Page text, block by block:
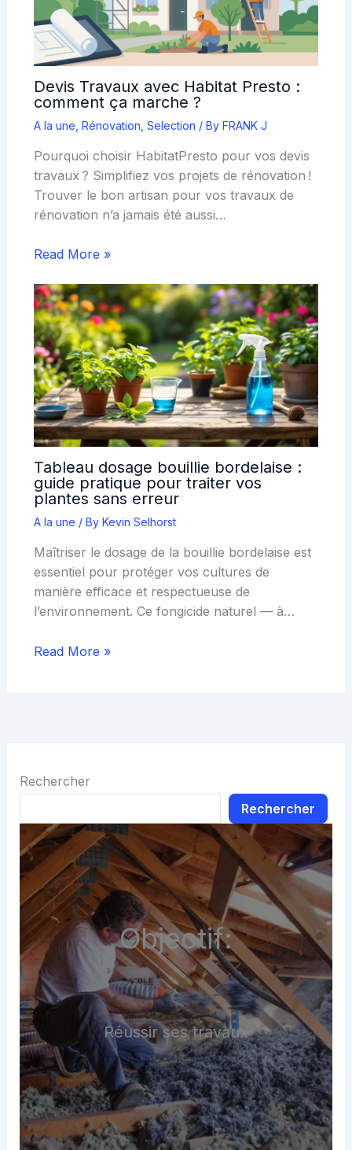
Devis Travaux avec Habitat Presto :
comment ça marche ?
A la une Rénovation Selection / By FRANK J
Pourquoi choisir HabitatPresto pour vos devis
travaux ? Simplifiez vos projets de rénovation !
Trouver le bon artisan pour vos travaux de
rénovation n’a jamais été aussi…
Read More »
Tableau dosage bouillie bordelaise :
guide pratique pour traiter vos
plantes sans erreur
A la une / By Kevin Selhorst
Maîtriser le dosage de la bouillie bordelaise est
essentiel pour protéger vos cultures de
manière efficace et respectueuse de
l’environnement. Ce fongicide naturel — à…
Read More »
Rechercher
Rechercher
Objectif:
Réussir ses travaux